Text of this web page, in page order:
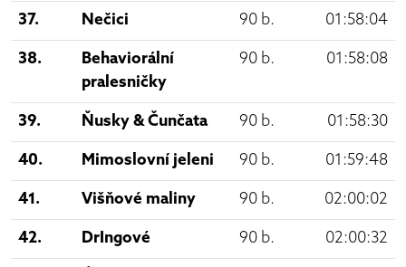
37. Nečici 90 b. 01:58:04
38.
Behaviorální
pralesničky
90 b. 01:58:08
39. Ňusky & Čunčata 90 b. 01:58:30
40. Mimoslovní jeleni 90 b. 01:59:48
41. Višňové maliny 90 b. 02:00:02
42. DrIngové 90 b. 02:00:32